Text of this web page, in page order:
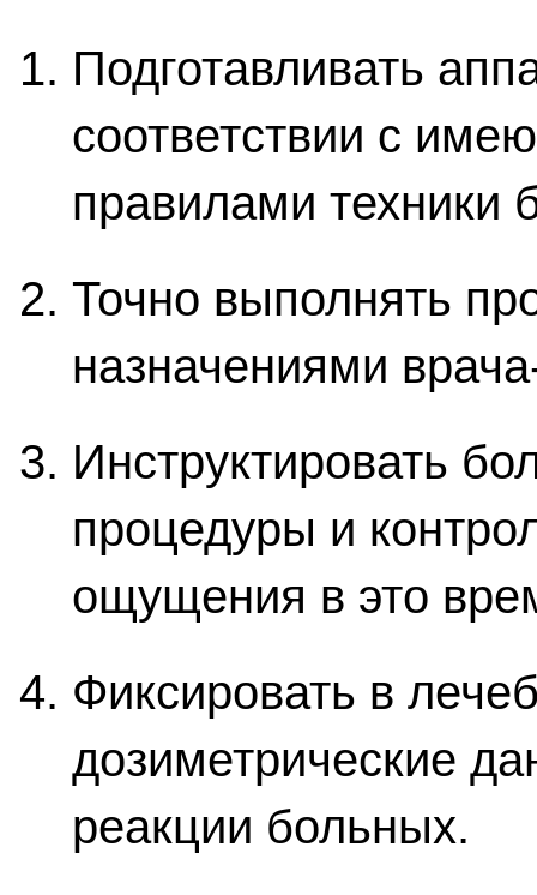
Подготавливать
соответствии с
правилами техники
Точно выполнять
назначениями
Инструктировать
процедуры и
ощущения в это
Фиксировать в
дозиметрические
реакции больных.